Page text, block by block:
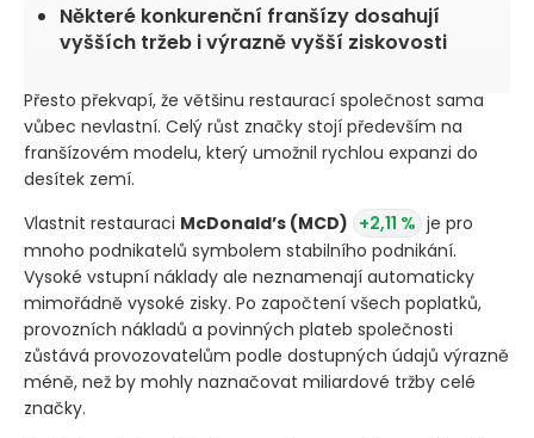
Některé konkurenční franšízy dosahují
vyšších tržeb i výrazně vyšší ziskovosti
Přesto překvapí, že většinu restaurací společnost sama
vůbec nevlastní. Celý růst značky stojí především na
franšízovém modelu, který umožnil rychlou expanzi do
desítek zemí.
Vlastnit restauraci McDonald’s (MCD) +2,11 % je pro
mnoho podnikatelů symbolem stabilního podnikání.
Vysoké vstupní náklady ale neznamenají automaticky
mimořádně vysoké zisky. Po započtení všech poplatků,
provozních nákladů a povinných plateb společnosti
zůstává provozovatelům podle dostupných údajů výrazně
méně, než by mohly naznačovat miliardové tržby celé
značky.